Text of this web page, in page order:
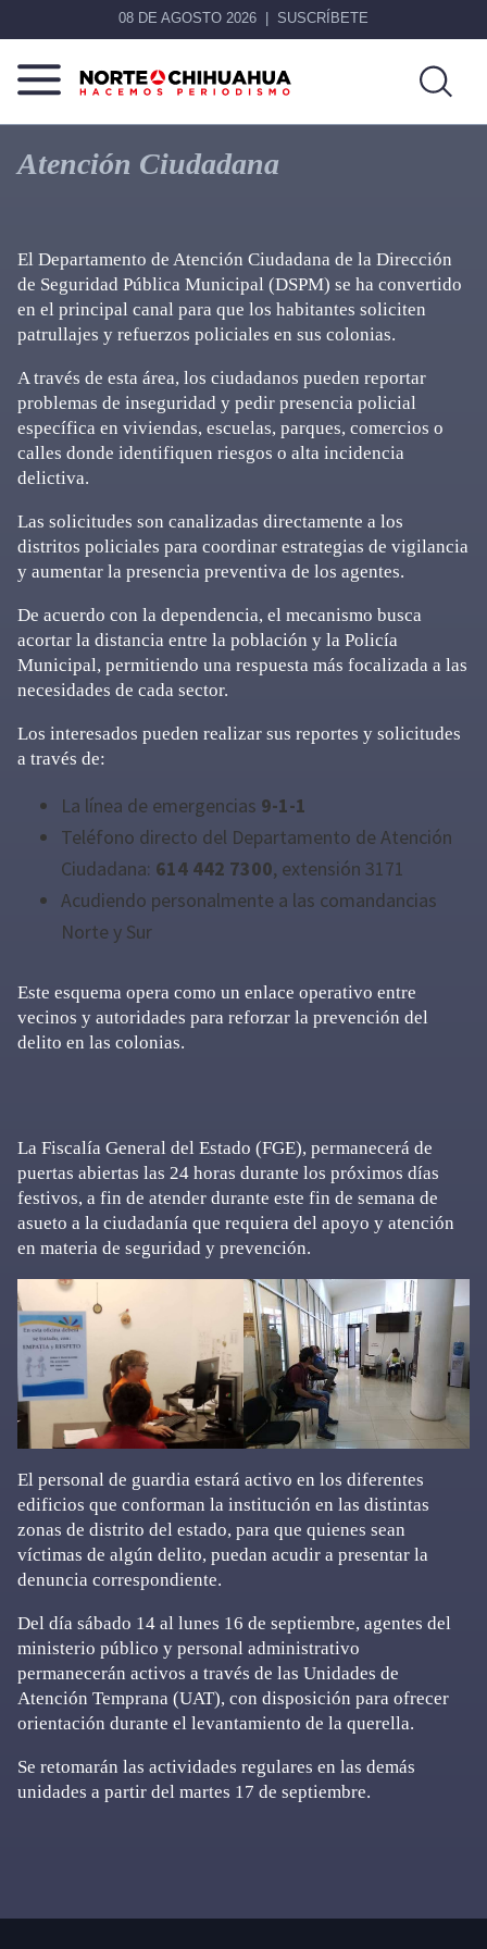
08 DE AGOSTO 2026 SUSCRÍBETE
Norte
De
Chihuahua
Más
que
noticias,
Atención Ciudadana
El Departamento de Atención Ciudadana de la Dirección
de Seguridad Pública Municipal (DSPM) se ha convertido
en el principal canal para que los habitantes soliciten
patrullajes y refuerzos policiales en sus colonias.
A través de esta área, los ciudadanos pueden reportar
problemas de inseguridad y pedir presencia policial
específica en viviendas, escuelas, parques, comercios o
calles donde identifiquen riesgos o alta incidencia
delictiva.
Las solicitudes son canalizadas directamente a los
distritos policiales para coordinar estrategias de vigilancia
y aumentar la presencia preventiva de los agentes.
De acuerdo con la dependencia, el mecanismo busca
acortar la distancia entre la población y la Policía
Municipal, permitiendo una respuesta más focalizada a las
necesidades de cada sector.
Los interesados pueden realizar sus reportes y solicitudes
a través de:
La línea de emergencias 9-1-1
Teléfono directo del Departamento de Atención
Ciudadana: 614 442 7300, extensión 3171
Acudiendo personalmente a las comandancias
Norte y Sur
Este esquema opera como un enlace operativo entre
vecinos y autoridades para reforzar la prevención del
delito en las colonias.
La Fiscalía General del Estado (FGE), permanecerá de
puertas abiertas las 24 horas durante los próximos días
festivos, a fin de atender durante este fin de semana de
asueto a la ciudadanía que requiera del apoyo y atención
en materia de seguridad y prevención.
El personal de guardia estará activo en los diferentes
edificios que conforman la institución en las distintas
zonas de distrito del estado, para que quienes sean
víctimas de algún delito, puedan acudir a presentar la
denuncia correspondiente.
Del día sábado 14 al lunes 16 de septiembre, agentes del
ministerio público y personal administrativo
permanecerán activos a través de las Unidades de
Atención Temprana (UAT), con disposición para ofrecer
orientación durante el levantamiento de la querella.
Se retomarán las actividades regulares en las demás
unidades a partir del martes 17 de septiembre.